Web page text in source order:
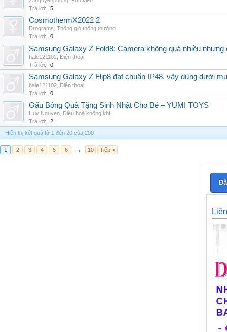
Trả lời:
5
CosmothermX2022 2
Drograms Thông gió thông thường
Trả lời:
0
Samsung Galaxy Z Fold8: Camera không quá nhiều nhưng
hale121102 Điện thoại
Trả lời:
0
Samsung Galaxy Z Flip8 đạt chuẩn IP48, vậy dùng dưới
hale121102 Điện thoại
Trả lời:
0
Gấu Bông Quà Tặng Sinh Nhật Cho Bé – YUMI TOYS
Huy Nguyen Điều hoà không khí
Trả lời:
2
Hiển thị kết quả từ 1 đến 20 của 200
1 2 3 4 5 6 → 10 Tiếp >